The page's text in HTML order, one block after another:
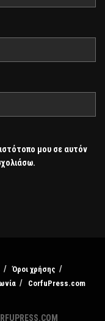
μου σε αυτόν
Όροι χρήσης
CorfuPress.com